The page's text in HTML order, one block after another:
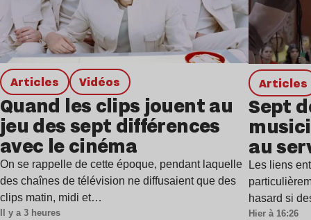
Articles Vidéos
Quand les clips jouent au
jeu des sept différences
avec le cinéma
On se rappelle de cette époque, pendant laquelle
des chaînes de télévision ne diffusaient que des
clips matin, midi et…
Il y a 3 heures
Articles
Sept
au
Les liens
hasard si
Hier à 16:26